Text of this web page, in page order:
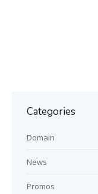
Categories
Domain
News
Promos